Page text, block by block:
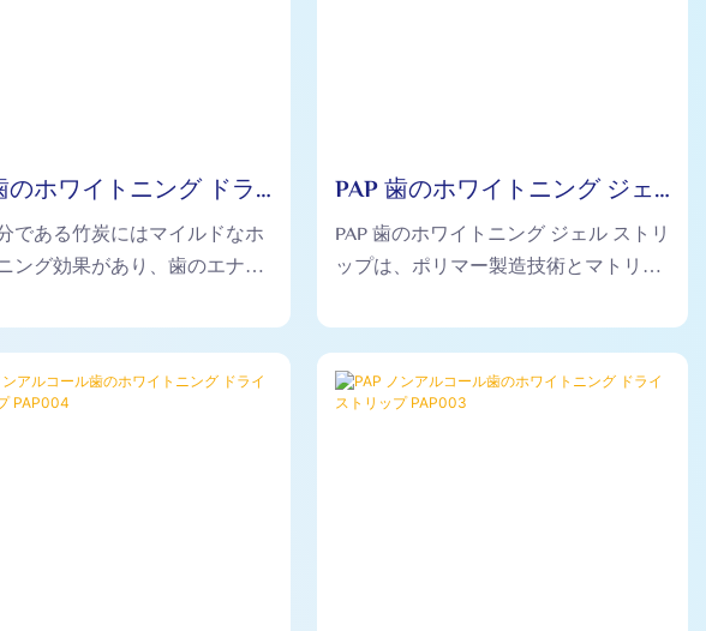
のホワイトニング ドラ
リップ OEM001
である竹炭にはマイルドなホ
ング効果があり、歯のエナメ
ます。
PAP 歯のホワイトニング ジェ
ル ストリップ PAP002
PAP 歯のホワイトニング ジェル ストリ
ップは、ポリマー製造技術とマトリッ
使用して、高密度のジェル歯のホワイ